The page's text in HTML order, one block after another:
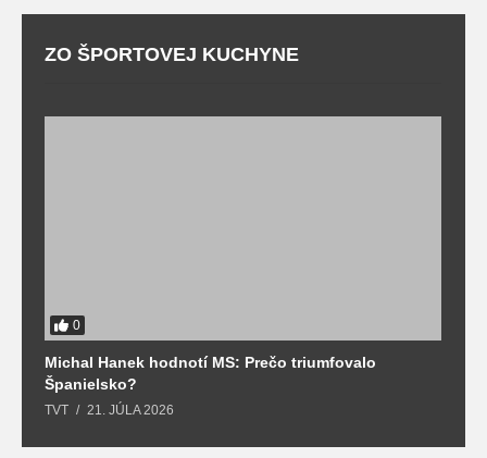
ZO ŠPORTOVEJ KUCHYNE
0
Michal Hanek hodnotí MS: Prečo triumfovalo
Španielsko?
TVT 21. JÚLA 2026